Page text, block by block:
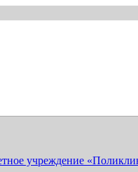
учреждение